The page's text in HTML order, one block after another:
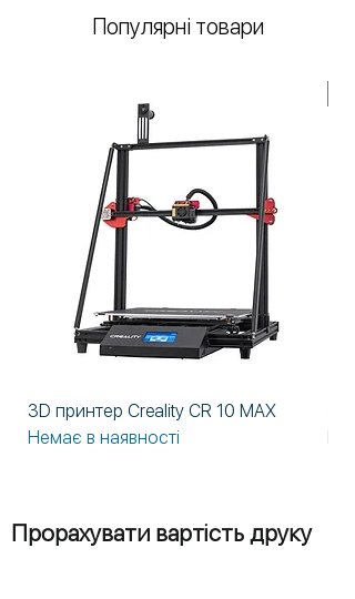
Популярні товари
3D принтер Creality CR 10 MAX
Немає в наявності
Прорахувати вартість друку